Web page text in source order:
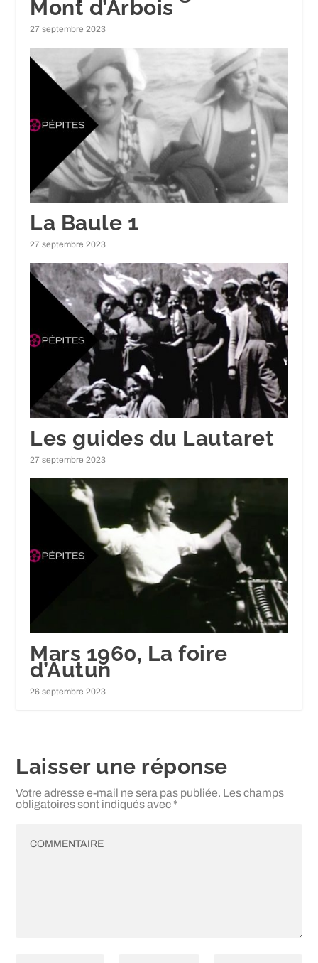
Mont d’Arbois
27 septembre 2023
La Baule 1
27 septembre 2023
Les guides du Lautaret
27 septembre 2023
Mars 1960, La foire
d’Autun
26 septembre 2023
Laisser une réponse
Votre adresse e-mail ne sera pas publiée. Les champs
obligatoires sont indiqués avec *